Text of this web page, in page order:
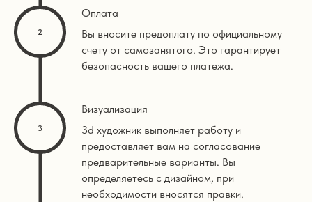
Оплата
Вы вносите предоплату по официальному
счету от самозанятого. Это гарантирует
безопасность вашего платежа.
Визуализация
3d художник выполняет работу и
предоставляет вам на согласование
предварительные варианты. Вы
определяетесь с дизайном, при
необходимости вносятся правки.